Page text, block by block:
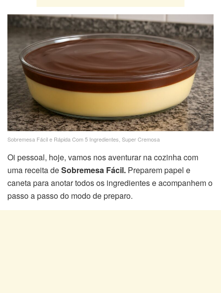
Sobremesa Fácil e Rápida Com 5 Ingredientes, Super Cremosa
Oi pessoal, hoje, vamos nos aventurar na cozinha com
uma receita deSobremesa Fácil. Preparem papel e
caneta para anotar todos os ingredientes e acompanhem o
passo a passo do modo de preparo.